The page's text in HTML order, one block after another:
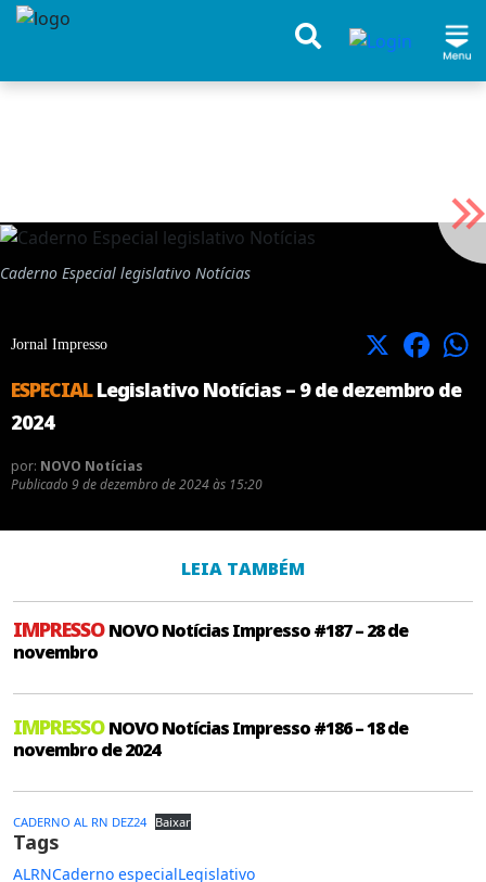
Caderno Especial legislativo Notícias
Jornal Impresso X Facebook
ESPECIALLegislativo Notícias – 9 de dezembro de
2024
por: NOVO Notícias
Publicado 9 de dezembro de 2024 às 15:20
LEIA TAMBÉM
IMPRESSONOVO Notícias Impresso #187 – 28 de
novembro
IMPRESSONOVO Notícias Impresso #186 – 18 de
novembro de 2024
CADERNO AL RN DEZ24 Baixar
Tags
ALRNCaderno especialLegislativo